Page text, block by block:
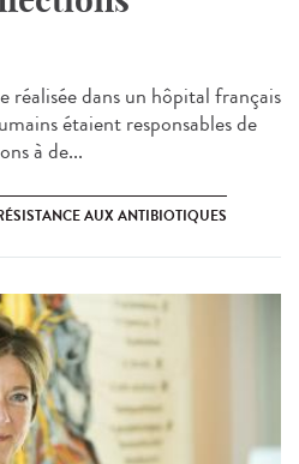
réalisée dans un hôpital français
étaient responsables de
à de...
AUX ANTIBIOTIQUES